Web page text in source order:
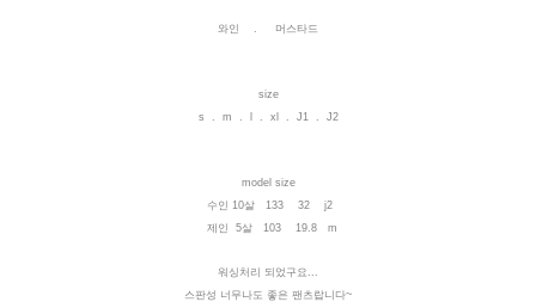
와인 . 머스타드
size
s . m . l . xl . J1 . J2
model size
수인 10살 133 32 j2
제인 5살 103 19.8 m
워싱처리 되었구요...
스판성 너무나도 좋은 팬츠랍니다~